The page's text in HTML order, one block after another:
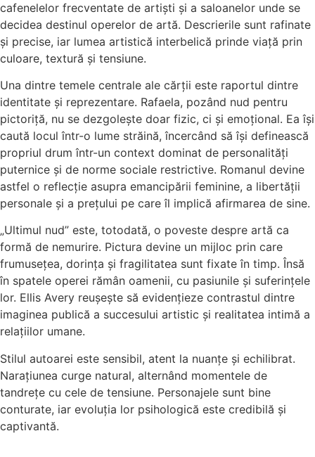
cafenelelor frecventate de artiști și a saloanelor unde se
decidea destinul operelor de artă. Descrierile sunt rafinate
și precise, iar lumea artistică interbelică prinde viață prin
culoare, textură și tensiune.
Una dintre temele centrale ale cărții este raportul dintre
identitate și reprezentare. Rafaela, pozând nud pentru
pictoriță, nu se dezgolește doar fizic, ci și emoțional. Ea își
caută locul într-o lume străină, încercând să își definească
propriul drum într-un context dominat de personalități
puternice și de norme sociale restrictive. Romanul devine
astfel o reflecție asupra emancipării feminine, a libertății
personale și a prețului pe care îl implică afirmarea de sine.
„Ultimul nud” este, totodată, o poveste despre artă ca
formă de nemurire. Pictura devine un mijloc prin care
frumusețea, dorința și fragilitatea sunt fixate în timp. Însă
în spatele operei rămân oamenii, cu pasiunile și suferințele
lor. Ellis Avery reușește să evidențieze contrastul dintre
imaginea publică a succesului artistic și realitatea intimă a
relațiilor umane.
Stilul autoarei este sensibil, atent la nuanțe și echilibrat.
Narațiunea curge natural, alternând momentele de
tandrețe cu cele de tensiune. Personajele sunt bine
conturate, iar evoluția lor psihologică este credibilă și
captivantă.